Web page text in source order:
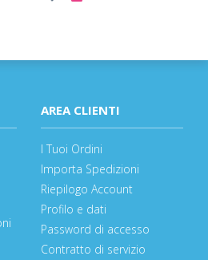
AREA CLIENTI
I Tuoi Ordini
Importa Spedizioni
Riepilogo Account
Profilo e dati
Password di accesso
Contratto di servizio